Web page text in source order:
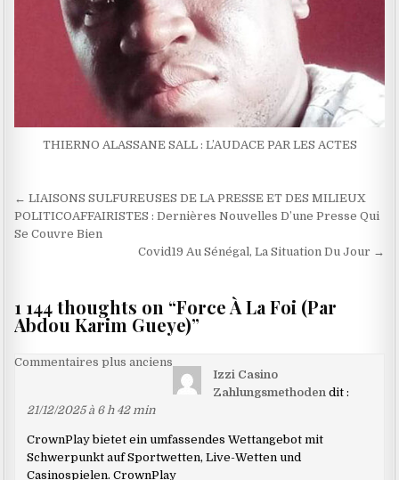
THIERNO ALASSANE SALL : L’AUDACE PAR LES ACTES
Navigation
de
← LIAISONS SULFUREUSES DE LA PRESSE ET DES MILIEUX
POLITICOAFFAIRISTES : Dernières Nouvelles D’une Presse Qui
Se Couvre Bien
Covid19 Au Sénégal, La Situation Du Jour →
1 144 thoughts on “Force À La Foi (Par
Abdou Karim Gueye)”
Navigation
les
commentaires
Commentaires plus anciens
Izzi Casino
Zahlungsmethoden dit :
21/12/2025 à 6 h 42 min
CrownPlay bietet ein umfassendes Wettangebot mit
Schwerpunkt auf Sportwetten, Live-Wetten und
Casinospielen. CrownPlay